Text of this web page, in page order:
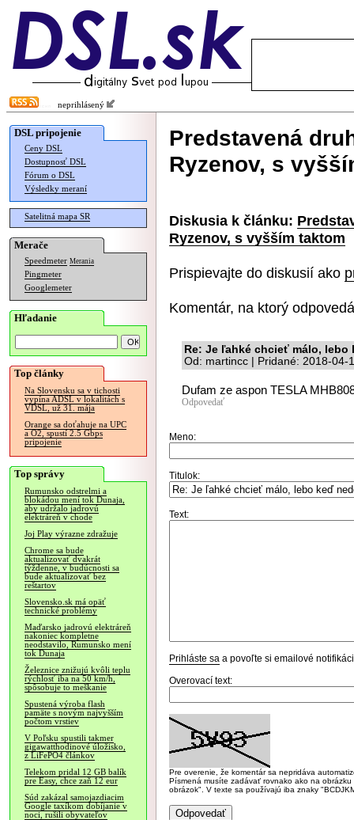
neprihlásený
DSL pripojenie
Ceny DSL
Dostupnosť DSL
Fórum o DSL
Výsledky meraní
Satelitná mapa SR
Merače
Speedmeter Merania
Pingmeter
Googlemeter
Hľadanie
Top články
Na Slovensku sa v tichosti
vypína ADSL v lokalitách s
VDSL, už 31. mája
Orange sa doťahuje na UPC
a O2, spustí 2.5 Gbps
pripojenie
Top správy
Rumunsko odstrelmi a
blokádou mení tok Dunaja,
aby udržalo jadrovú
elektráreň v chode
Joj Play výrazne zdražuje
Chrome sa bude
aktualizovať dvakrát
týždenne, v budúcnosti sa
bude aktualizovať bez
reštartov
Slovensko.sk má opäť
technické problémy
Maďarsko jadrovú elektráreň
nakoniec kompletne
neodstavilo, Rumunsko mení
tok Dunaja
Železnice znižujú kvôli teplu
rýchlosť iba na 50 km/h,
spôsobuje to meškanie
Spustená výroba flash
pamäte s novým najvyšším
počtom vrstiev
V Poľsku spustili takmer
gigawatthodinové úložisko,
z LiFePO4 článkov
Telekom pridal 12 GB balík
pre Easy, chce zaň 12 eur
Súd zakázal samojazdiacim
Google taxíkom dobíjanie v
noci, rušili obyvateľov
Predstavená
Ryzenov, s
Diskusia k článku:
Ryzenov, s vyšším taktom
Prispievajte do diskusií ako
Komentár, na ktorý
Re: Je ľahké chcieť málo,
Od: martincc | Pridané: 2018-04-
Dufam ze aspon TESLA
Odpovedať
Meno:
Titulok:
Text:
Prihláste sa a povoľte si emailové
Overovací text:
Pre overenie, že komentár sa nepridáva
Písmená musíte zadávať rovnako ako na
obrázok". V texte sa používajú iba znaky